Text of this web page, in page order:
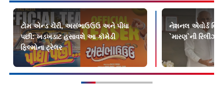
ટોમ એન્ડ ચેરી, અસંભાઉઉઉ અને પીધા
પછી: ખડખડાટ હસાવશે આ કૉમેડી
ફિલ્મોના ટ્રેલર
નેશનલ એવોર્ડ
`મારણ`ની